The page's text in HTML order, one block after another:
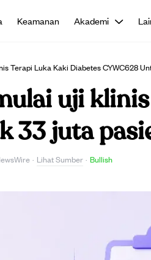
Keamanan Akademi
Terapi Luka Kaki Diabetes CYWC628
uji
33 juta
· Lihat Sumber · Bullish